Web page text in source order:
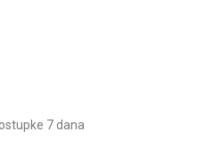
7 dana